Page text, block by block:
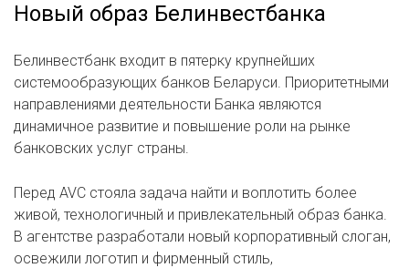
Новый образ Белинвестбанка
Белинвестбанк входит в пятерку крупнейших
системообразующих банков Беларуси. Приоритетными
направлениями деятельности Банка являются
динамичное развитие и повышение роли на рынке
банковских услуг страны.
Перед AVC стояла задача найти и воплотить более
живой, технологичный и привлекательный образ банка.
В агентстве разработали новый корпоративный слоган,
освежили логотип и фирменный стиль,